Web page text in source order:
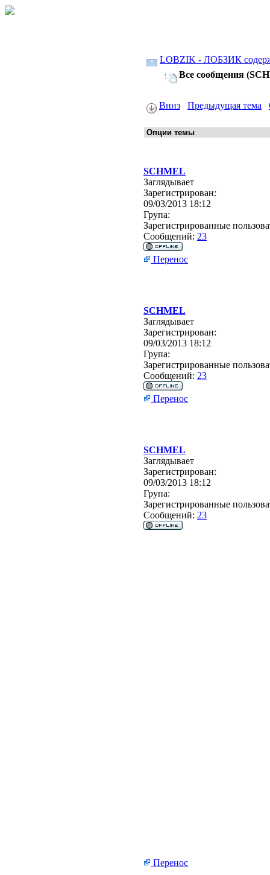
LOBZIK - ЛОБЗИК
Все сообщения
Вниз Предыдущая тема
SCHMEL
Заглядывает
Зарегистрирован:
09/03/2013 18:12
Група:
Зарегистрированные
Сообщений: 23
Перенос
SCHMEL
Заглядывает
Зарегистрирован:
09/03/2013 18:12
Група:
Зарегистрированные
Сообщений: 23
Перенос
SCHMEL
Заглядывает
Зарегистрирован:
09/03/2013 18:12
Група:
Зарегистрированные
Сообщений: 23
Перенос